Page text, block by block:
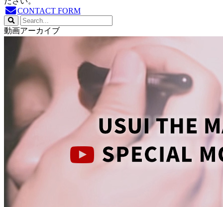
CONTACT FORM
動画アーカイブ